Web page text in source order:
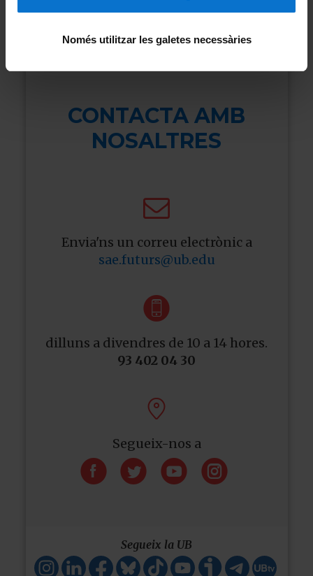
Només utilitzar les galetes necessàries
CONTACTA AMB
NOSALTRES

Envia'ns un correu electrònic a
sae.futurs@ub.edu

dilluns a divendres de 10 a 14 hores.
93 402 04 30

Segueix-nos a
   
Segueix la UB